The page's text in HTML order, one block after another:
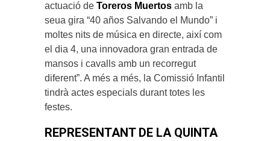
actuació de Toreros Muertos amb la
seua gira “40 años Salvando el Mundo” i
moltes nits de música en directe, així com
el dia 4, una innovadora gran entrada de
mansos i cavalls amb un recorregut
diferent”. A més a més, la Comissió Infantil
tindrà actes especials durant totes les
festes.
REPRESENTANT DE LA QUINTA